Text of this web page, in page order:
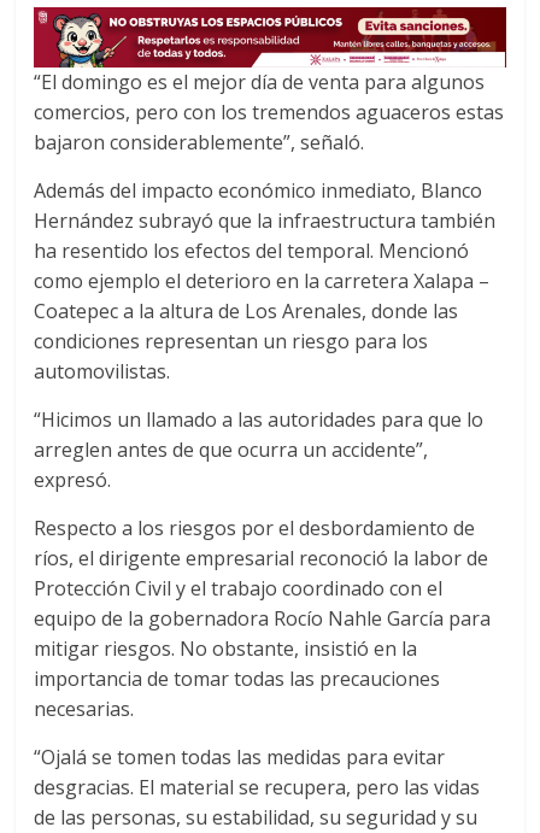
“El domingo es el mejor día de venta para algunos
comercios, pero con los tremendos aguaceros estas
bajaron considerablemente”, señaló.
Además del impacto económico inmediato, Blanco
Hernández subrayó que la infraestructura también
ha resentido los efectos del temporal. Mencionó
como ejemplo el deterioro en la carretera Xalapa –
Coatepec a la altura de Los Arenales, donde las
condiciones representan un riesgo para los
automovilistas.
“Hicimos un llamado a las autoridades para que lo
arreglen antes de que ocurra un accidente”,
expresó.
Respecto a los riesgos por el desbordamiento de
ríos, el dirigente empresarial reconoció la labor de
Protección Civil y el trabajo coordinado con el
equipo de la gobernadora Rocío Nahle García para
mitigar riesgos. No obstante, insistió en la
importancia de tomar todas las precauciones
necesarias.
“Ojalá se tomen todas las medidas para evitar
desgracias. El material se recupera, pero las vidas
de las personas, su estabilidad, su seguridad y su